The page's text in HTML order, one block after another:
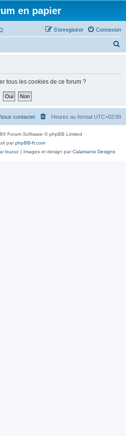
en papier
Connexion
S’enregistrer
h
tous les cookies de ce forum ?
Heures au format UTC+02:00
Nous contacter
® Forum Software © phpBB Limited
parphpBB-fr.com
buzuc| Images et design parCalamansi Designs